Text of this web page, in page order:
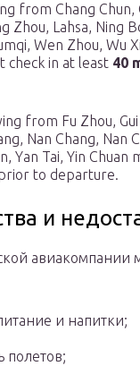
from Chang Chun,
Zhou, Lahsa, Ning
Wen Zhou, Wu
check in at least 40
from Fu Zhou, Gui
Nan Chang, Nan
Yan Tai, Yin Chuan
to departure.
и
авиакомпании
и напитки;
полетов;